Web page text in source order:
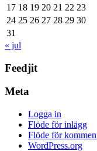
17 18 19 20 21 22 23
24 25 26 27 28 29 30
31
« jul
Feedjit
Meta
Logga in
Flöde för inlägg
Flöde för
WordPress.org